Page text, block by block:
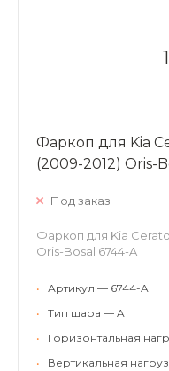
Фаркоп для Kia
(2009-2012) Oris-
Под заказ
Фаркоп для Kia Cerato
Oris-Bosal 6744-A
•
Артикул — 6744-A
•
Тип шара — A
•
Горизонтальная
•
Вертикальная